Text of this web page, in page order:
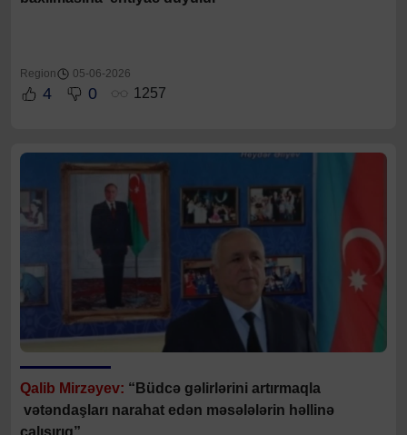
Region 05-06-2026
4 0 1257
Qalib Mirzəyev: “Büdcə gəlirlərini artırmaqla
vətəndaşları narahat edən məsələlərin həllinə
çalışırıq”